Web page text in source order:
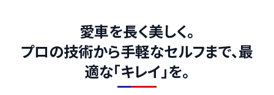
愛車を長く美しく。
プロの技術から手軽なセルフまで、最
適な「キレイ」を。